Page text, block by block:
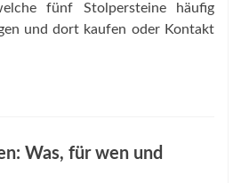
fünf Stolpersteine häufig
und dort kaufen oder Kontakt
Was, für wen und